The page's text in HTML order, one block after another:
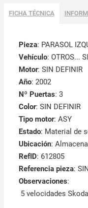
FICHA TÉCNICA
Pieza: PARASOL
Vehículo: OTROS...
Motor: SIN DEFINIR
Año: 2002
Nº Puertas: 3
Color: SIN DEFINIR
Tipo motor: ASY
Estado: Material de
Ubicación:
RefID: 612805
Referencia pieza:
Observaciones:
5 velocidades